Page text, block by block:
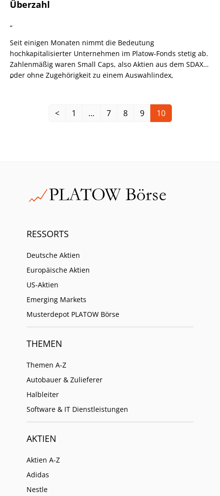
Überzahl
„
Seit einigen Monaten nimmt die Bedeutung
hochkapitalisierter Unternehmen im Platow-Fonds stetig ab.
Zahlenmäßig waren Small Caps, also Aktien aus dem SDAX
oder ohne Zugehörigkeit zu einem Auswahlindex,
Börse aber wenig liquide und daher zum Aufbau größerer
Positionen nicht geeignet. Inzwischen hat ihr Anteil,
„
< 1 … 7 8 9 10
RESSORTS
Deutsche Aktien
Europäische Aktien
US-Aktien
Emerging Markets
Musterdepot PLATOW Börse
THEMEN
Themen A-Z
Autobauer & Zulieferer
Halbleiter
Software & IT Dienstleistungen
AKTIEN
Aktien A-Z
Adidas
Nestle